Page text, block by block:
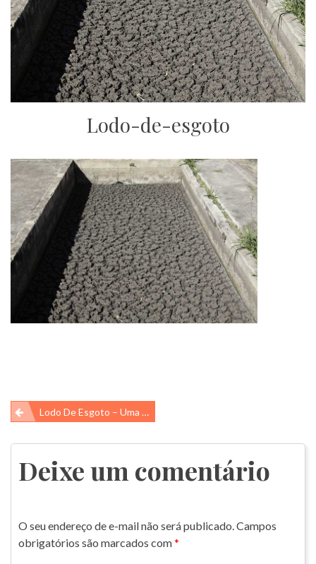
Lodo-de-esgoto
Navegação
de
Post
Lodo De Esgoto – Uma Ferramenta Importante…
Deixe um comentário
O seu endereço de e-mail não será publicado. Campos
obrigatórios são marcados com*